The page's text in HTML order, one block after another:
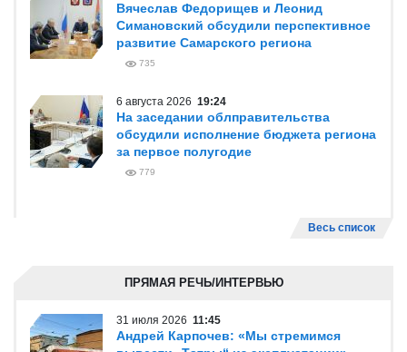
Вячеслав Федорищев и Леонид
Симановский обсудили перспективное
развитие Самарского региона
735
6 августа 2026 19:24
На заседании облправительства
обсудили исполнение бюджета региона
за первое полугодие
779
Весь список
ПРЯМАЯ РЕЧЬ/ИНТЕРВЬЮ
31 июля 2026 11:45
Андрей Карпочев: «Мы стремимся